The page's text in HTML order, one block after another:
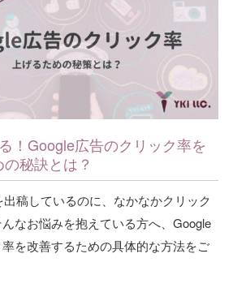
！Google広告のクリック率を
の秘訣とは？
出稿しているのに、なかなかクリック
なお悩みを抱えている方へ、Google
を改善するための具体的な方法をご